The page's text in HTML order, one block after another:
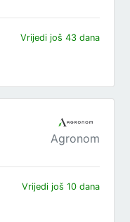
Vrijedi još 43 dana
Agronom
Vrijedi još 10 dana